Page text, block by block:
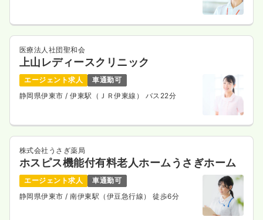
医療法人社団聖和会
上山レディースクリニック
エージェント求人
車通勤可
静岡県伊東市 / 伊東駅（ＪＲ伊東線） バス22分
株式会社うさぎ薬局
ホスピス機能付有料老人ホームうさぎホーム
エージェント求人
車通勤可
静岡県伊東市 / 南伊東駅（伊豆急行線） 徒歩6分